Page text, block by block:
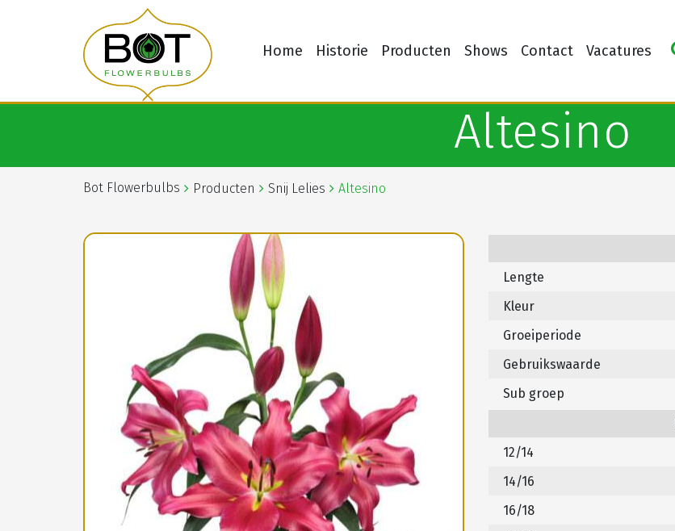
Home Historie Producten Shows Contact Vacatures
Altesino
Bot Flowerbulbs Producten Snij Lelies Altesino
Lengte
Kleur
Groeiperiode
Gebruikswaarde
Sub groep
12/14
14/16
16/18